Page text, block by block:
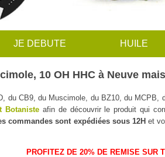
JE DEBUTE HUILE
10 OH HHC à Neuve
du CB9, du Muscimole, du BZ10, du
Botanisteafin de découvrir le produit qui
commandes sont expédiées sous 12Het
PROFITEZ DE 20% DE REMISE SUR